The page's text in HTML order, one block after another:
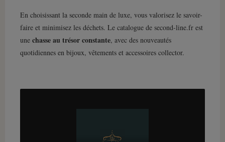
En choisissant la seconde main de luxe, vous valorisez le savoir-
faire et minimisez les déchets. Le catalogue de second-line.fr est
une chasse au trésor constante, avec des nouveautés
quotidiennes en bijoux, vêtements et accessoires collector.